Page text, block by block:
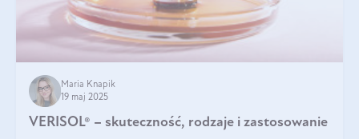
Maria Knapik
19 maj 2025
VERISOL® – skuteczność, rodzaje i zastosowanie